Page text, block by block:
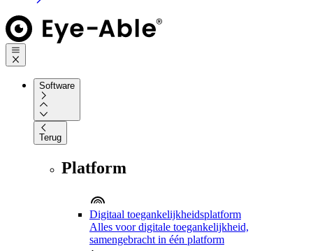
Software
Terug
Platform
Digitaal toegankelijkheidsplatform
Alles voor digitale toegankelijkheid,
samengebracht in één platform